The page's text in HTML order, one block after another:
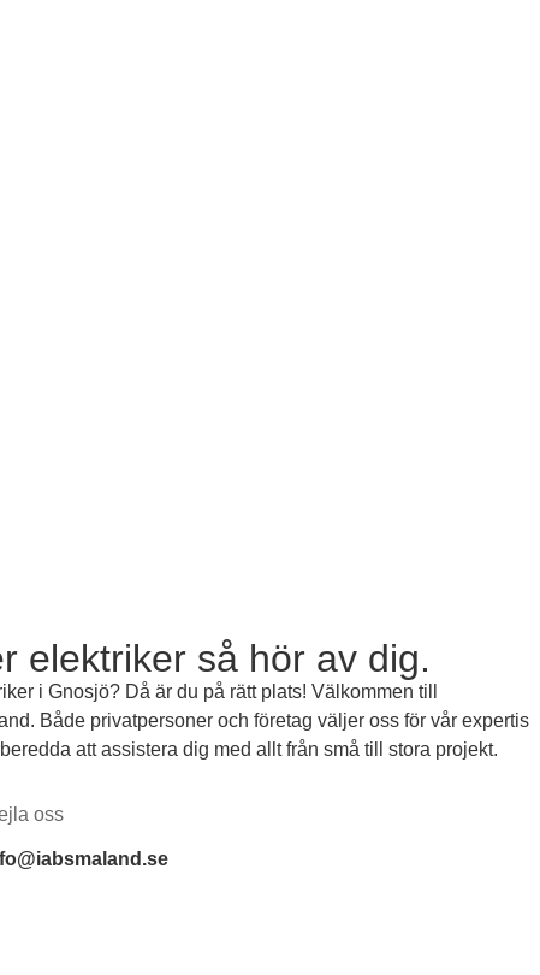
elektriker så hör av dig.
i Gnosjö? Då är du på rätt plats! Välkommen till
Både privatpersoner och företag väljer oss för vår expertis
att assistera dig med allt från små till stora projekt.
oss